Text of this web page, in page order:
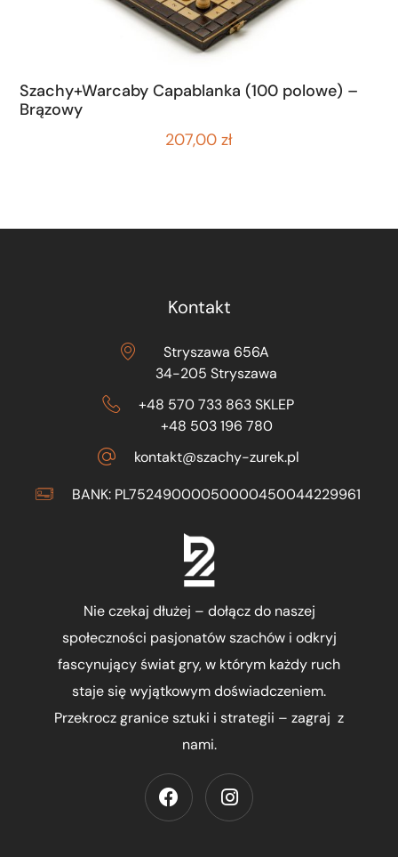
Szachy+Warcaby Capablanka (100 polowe) –
Brązowy
207,00 zł
Kontakt
Stryszawa 656A
34-205 Stryszawa
+48 570 733 863 SKLEP
+48 503 196 780
kontakt@szachy-zurek.pl
BANK: PL75249000050000450044229961
Nie czekaj dłużej – dołącz do naszej
społeczności pasjonatów szachów i odkryj
fascynujący świat gry, w którym każdy ruch
staje się wyjątkowym doświadczeniem.
Przekrocz granice sztuki i strategii – zagraj z
nami.